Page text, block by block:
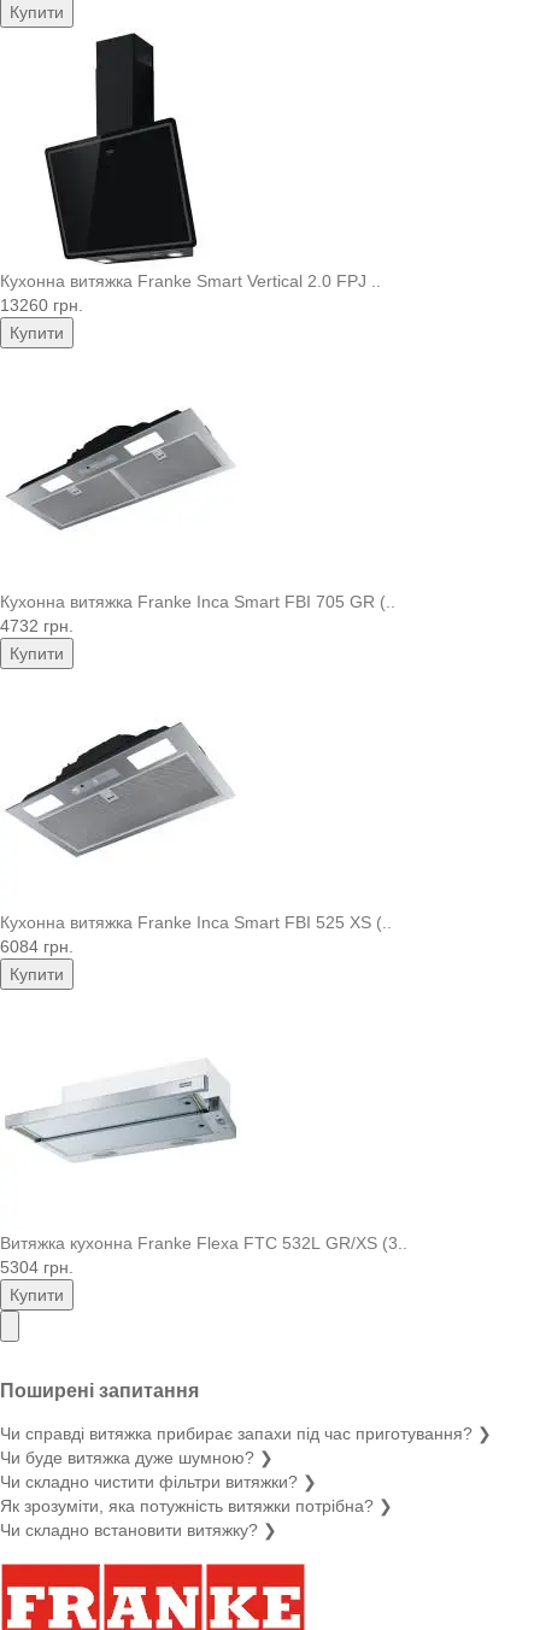
Купити
Кухонна витяжка Franke Smart Vertical 2.0 FPJ ..
13260 грн.
Купити
Кухонна витяжка Franke Inca Smart FBI 705 GR (..
4732 грн.
Купити
Кухонна витяжка Franke Inca Smart FBI 525 XS (..
6084 грн.
Купити
Витяжка кухонна Franke Flexa FTC 532L GR/XS (3..
5304 грн.
Купити
Поширені запитання
Чи справді витяжка прибирає запахи під час приготування? ❯
Чи буде витяжка дуже шумною? ❯
Чи складно чистити фільтри витяжки? ❯
Як зрозуміти, яка потужність витяжки потрібна? ❯
Чи складно встановити витяжку? ❯